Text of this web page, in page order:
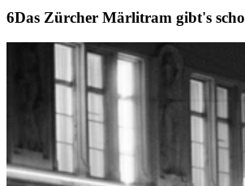
Das Zürcher Märlitram gibt's